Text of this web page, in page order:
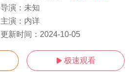
导演： 未知
主演： 内详
更新时间： 2024-10-05
 极速观看